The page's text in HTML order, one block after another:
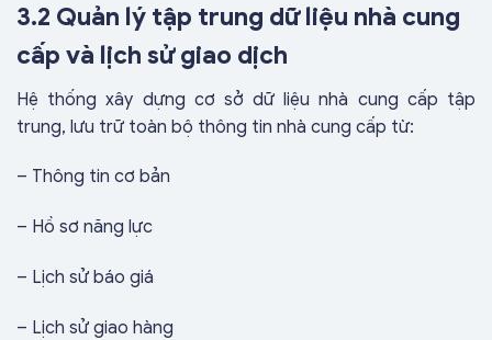
3.2 Quản lý tập trung dữ liệu nhà cung
cấp và lịch sử giao dịch
Hệ thống xây dựng cơ sở dữ liệu nhà cung cấp tập
trung, lưu trữ toàn bộ thông tin nhà cung cấp từ:
– Thông tin cơ bản
– Hồ sơ năng lực
– Lịch sử báo giá
– Lịch sử giao hàng